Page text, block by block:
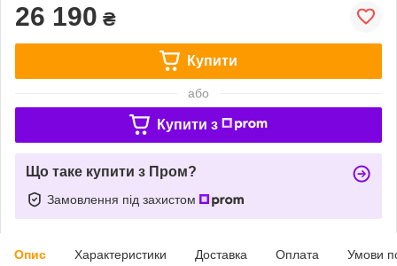
26 190 ₴
Купити
або
Купити з
Що таке купити з Пром?
Замовлення під захистом
Опис Характеристики Доставка Оплата Умови